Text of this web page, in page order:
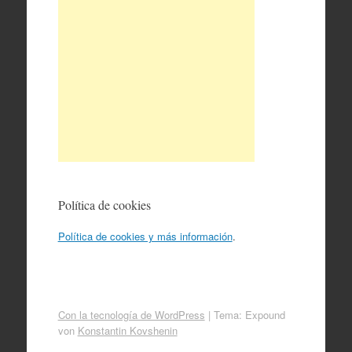
Política de cookies
Política de cookies y más información.
Con la tecnología de WordPress | Tema: Expound
von Konstantin Kovshenin